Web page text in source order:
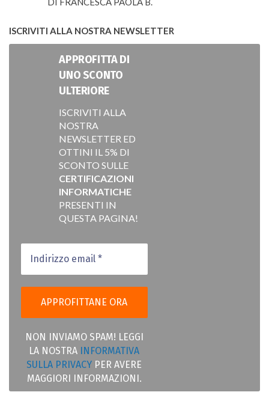
VALUTATO
ISCRIVITI ALLA NOSTRA NEWSLETTER
APPROFITTA DI
UNO SCONTO
ULTERIORE
ISCRIVITI ALLA
NOSTRA
NEWSLETTER ED
OTTINI IL 5% DI
SCONTO SULLE
CERTIFICAZIONI
INFORMATICHE
PRESENTI IN
QUESTA PAGINA!
NON INVIAMO SPAM! LEGGI
LA NOSTRA
INFORMATIVA
SULLA PRIVACY PER AVERE
MAGGIORI INFORMAZIONI.